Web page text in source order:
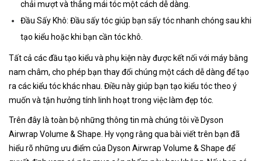
chải mượt và thẳng mái tóc một cách dễ dàng.
Đầu Sấy Khô: Đầu sấy tóc giúp bạn sấy tóc nhanh chóng sau khi
tạo kiểu hoặc khi bạn cần tóc khô.
Tất cả các đầu tạo kiểu và phụ kiện này được kết nối với máy bằng
nam châm, cho phép bạn thay đổi chúng một cách dễ dàng để tạo
ra các kiểu tóc khác nhau. Điều này giúp bạn tạo kiểu tóc theo ý
muốn và tận hưởng tính linh hoạt trong việc làm đẹp tóc.
Trên đây là toàn bộ những thông tin mà chúng tôi về Dyson
Airwrap Volume & Shape. Hy vọng rằng qua bài viết trên bạn đã
hiểu rõ những ưu điểm của Dyson Airwrap Volume & Shape để